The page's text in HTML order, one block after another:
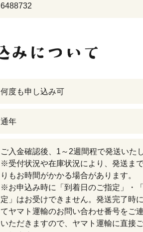
6488732
何度も申し込み可
通年
ご入金確認後、1～2週間程で発送いた
※受付状況や在庫状況により、発送ま
りもお時間がかかる場合があります。
※お申込み時に「到着日のご指定」・
定」はお受けできません。発送完了時
てヤマト運輸のお問い合わせ番号をご
いただきますので、ヤマト運輸に直接